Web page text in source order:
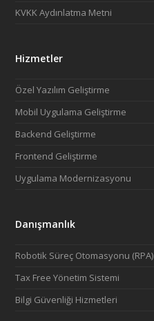
KVKK Aydınlatma Metni
Hizmetler
Özel Yazılım Geliştirme
Mobil Uygulama Geliştirme
Backend Geliştirme
Frontend Geliştirme
Uygulama Modernizasyonu
Danışmanlık
Robotik Süreç Otomasyonu (RPA)
Tax Free Yönetim Sistemi
Bilgi Güvenliği Hizmetleri